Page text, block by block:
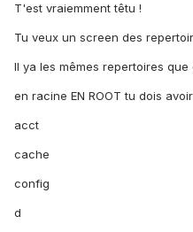
T'est vraiemment têtu !
Tu veux un screen des
Il ya les mêmes repertoires
en racine EN ROOT tu dois
acct
cache
config
d